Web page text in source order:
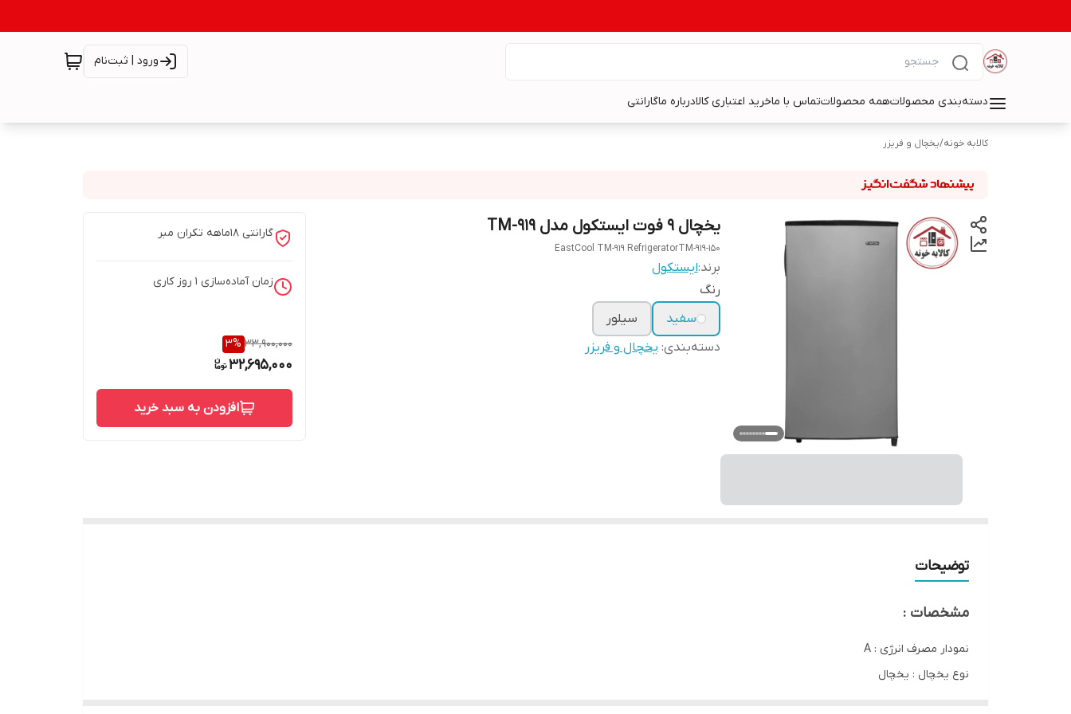
ورود | ثبت‌نام
دسته‌بندی محصولاتهمه محصولاتتماس با ماخرید اعتباری کالادرباره ماگارانتی
کالابه خونه/یخچال و فریزر
یخچال 9 فوت ایستکول مدل TM-919
EastCool TM-919 RefrigeratorTM-919-150
برند:ایستکول
رنگ
سفید
سیلور
دسته‌بندی: یخچال و فریزر
گارانتی 18ماهه تکران مبر
زمان آماده‌سازی 1 روز کاری
33,900,000
3%
32,695,000
افزودن به سبد خرید
توضیحات
مشخصات :
نمودار مصرف انرژی : A
نوع یخچال : یخچال